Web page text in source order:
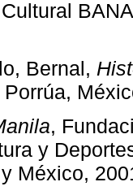
Bernal,
Porrúa,
,
y
México,